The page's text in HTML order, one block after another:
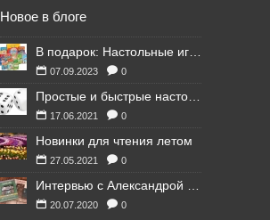
Новое в блоге
07.09.2023 0
17.06.2021 0
Новинки для чтения летом
27.05.2021 0
20.07.2020 0